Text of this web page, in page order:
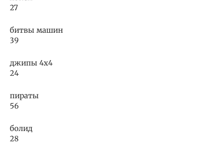
27
битвы машин
39
джипы 4х4
24
пираты
56
болид
28